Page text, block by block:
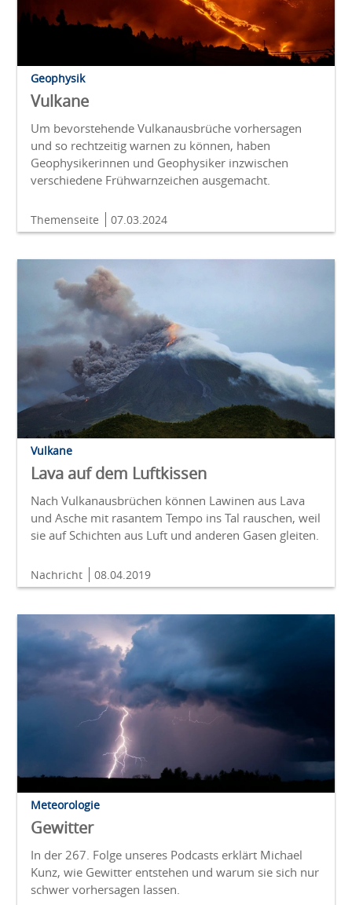
Geophysik
Vulkane
Um bevorstehende Vulkanausbrüche vorhersagen
und so rechtzeitig warnen zu können, haben
Geophysikerinnen und Geophysiker inzwischen
verschiedene Frühwarnzeichen ausgemacht.
Themenseite 07.03.2024
Vulkane
Lava auf dem Luftkissen
Nach Vulkanausbrüchen können Lawinen aus Lava
und Asche mit rasantem Tempo ins Tal rauschen, weil
sie auf Schichten aus Luft und anderen Gasen gleiten.
Nachricht 08.04.2019
Meteorologie
Gewitter
In der 267. Folge unseres Podcasts erklärt Michael
Kunz, wie Gewitter entstehen und warum sie sich nur
schwer vorhersagen lassen.